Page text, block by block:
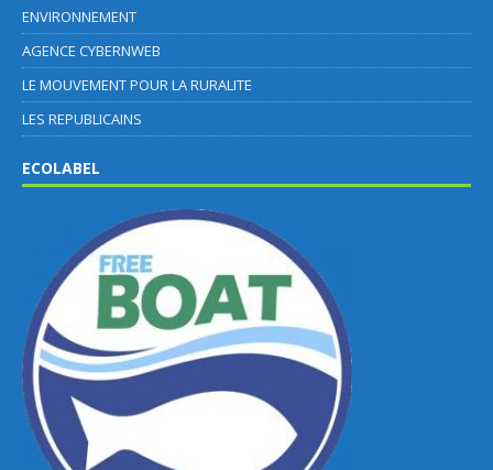
ENVIRONNEMENT
AGENCE CYBERNWEB
LE MOUVEMENT POUR LA RURALITE
LES REPUBLICAINS
ECOLABEL